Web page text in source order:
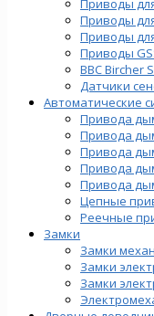
Приводы
Приводы
Приводы
BBC Bircher
Датчики
Автоматические
Привода
Привода
Привода
Привода
Привода
Цепные
Реечные
Замки
Замки
Замки
Замки